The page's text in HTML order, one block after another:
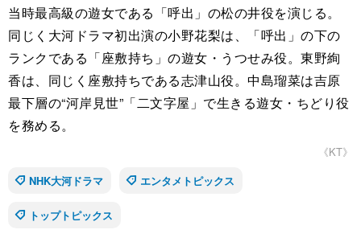
当時最高級の遊女である「呼出」の松の井役を演じる。
同じく大河ドラマ初出演の小野花梨は、「呼出」の下の
ランクである「座敷持ち」の遊女・うつせみ役。東野絢
香は、同じく座敷持ちである志津山役。中島瑠菜は吉原
最下層の“河岸見世”「二文字屋」で生きる遊女・ちどり役
を務める。
《KT》
NHK大河ドラマ
エンタメトピックス
トップトピックス